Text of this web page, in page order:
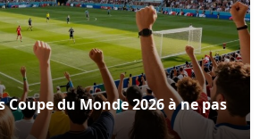
du Monde 2026 à ne pas